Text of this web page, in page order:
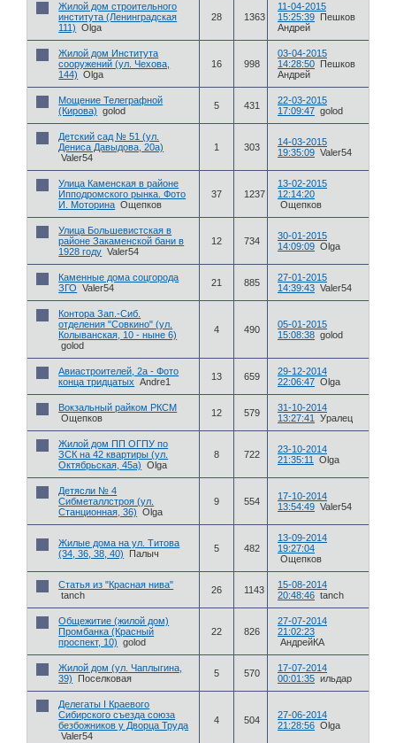
Жилой дом строительного
института (Ленинградская
111)
Olga
28 1363
11-04-2015
15:25:39 Пешков
Андрей
Жилой дом Института
сооружений (ул. Чехова,
144)
Olga
16 998
03-04-2015
14:28:50 Пешков
Андрей
Мощение Телеграфной
(Кирова)
golod 5 431
22-03-2015
17:09:47 golod
Детский сад № 51 (ул.
Дениса Давыдова, 20а)
Valer54
1 303
14-03-2015
19:35:09 Valer54
Улица Каменская в районе
Ипподромского рынка. Фото
И. Моторина Ощепков
37 1237
13-02-2015
12:14:20
Ощепков
Улица Большевистская в
районе Закаменской бани в
1928 году Valer54
12 734
30-01-2015
14:09:09 Olga
Каменные дома соцгорода
ЗГО
Valer54 21 885
27-01-2015
14:39:43 Valer54
Контора Зап.-Сиб.
отделения "Совкино" (ул.
Колыванская, 10 - ныне 6)
golod
4 490
05-01-2015
15:08:38 golod
Авиастроителей, 2а - Фото
конца тридцатых
Andre1 13 659
29-12-2014
22:06:47 Olga
Вокзальный райком РКСМ
Ощепков
12 579
31-10-2014
13:27:41
Уралец
Жилой дом ПП ОГПУ по
ЗСК на 42 квартиры (ул.
Октябрьская, 45а)
Olga
8 722
23-10-2014
21:35:11
Olga
Детясли № 4
Сибметаллстроя (ул.
Станционная, 36)
Olga
9 554
17-10-2014
13:54:49 Valer54
Жилые дома на ул. Титова
(34, 36, 38, 40)
Палыч 5 482
13-09-2014
19:27:04
Ощепков
Статья из "Красная нива"
tanch
26 1143
15-08-2014
20:48:46 tanch
Общежитие (жилой дом)
Промбанка (Красный
проспект, 10)
golod
22 826
27-07-2014
21:02:23
АндрейКА
Жилой дом (ул. Чаплыгина,
39)
Поселковая 5 570
17-07-2014
00:01:35 ильдар
Делегаты I Краевого
Сибирского съезда союза
безбожников у Дворца Труда
Valer54
4 504
27-06-2014
21:28:56 Olga